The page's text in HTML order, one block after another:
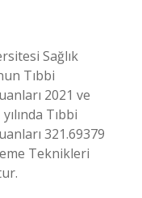
Sağlık
Tıbbi
2021 ve
Tıbbi
321.69379
Teknikleri